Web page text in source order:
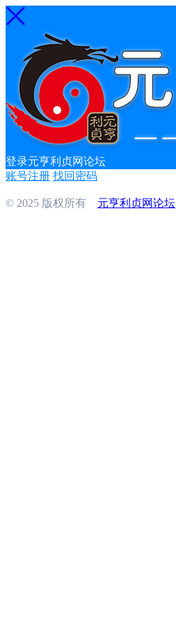
登录元亨利贞网论坛
账号注册 找回密码
© 2025 版权所有 元亨利贞网论坛